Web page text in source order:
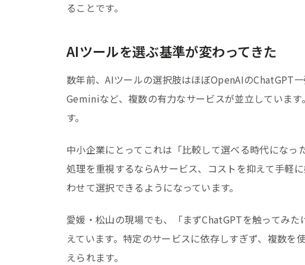
ることです。
AIツールを選ぶ基準が変わってきた
数年前、AIツールの選択肢はほぼOpenAIの
Geminiなど、複数の有力なサービスが並立していま
す。
中小企業にとってこれは「比較して選べる時代にな
処理を重視するならAサービス、コストを抑えて手軽
わせて選択できるようになっています。
愛媛・松山の現場でも、「まずChatGPTを触ってみ
えています。特定のサービスに依存しすぎず、複数
えられます。